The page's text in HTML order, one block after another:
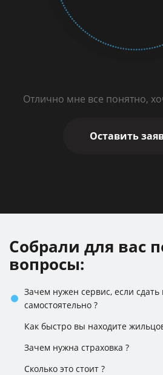
Отлично мне все понятно,
Оставить
Собрали для вас
вопросы:
Зачем нужен сервис, если
самостоятельно ?
Как быстро вы находите
Зачем нужна страховка ?
Сколько это стоит ?